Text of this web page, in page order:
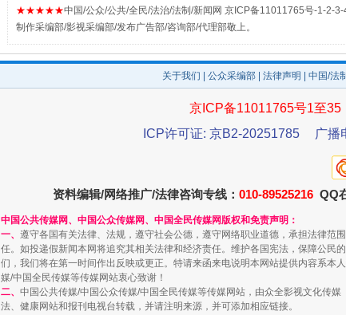
★★★★★中国/公众/公共/全民/法治/法制/新闻网 京ICP备11011765号-1-2-
制作采编部/影视采编部/发布广告部/咨询部/代理部敬上。
关于我们 公众采编部 法律声明 | 中国/法
京ICP备11011765号1至35
ICP许可证: 京B2-20251785
广播
资料编辑/网络推广/法律咨询专线： 010-89525216 QQ
中国公共传媒网、中国公众传媒网、中国全民传媒网版权和免责声明：
一、 遵守各国有关法律、法规，遵守社会公德，遵守网络职业道德，承担法律范
任。如投递假新闻本网将追究其相关法律和经济责任。维护各国宪法，保障公
们，我们将在第一时间作出反映或更正。特请来函来电说明本网站提供内容系
媒/中国全民传媒等传媒网站衷心致谢！
二、 中国公共传媒/中国公众传媒/中国全民传媒等传媒网站，由众全影视文化传
法、健康网站和报刊电视台转载，并请注明来源，并可添加相应链接。